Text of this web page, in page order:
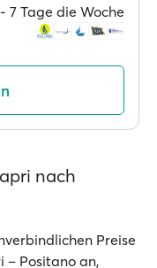
7 Tage die Woche
nach
Preise
– Positano an,